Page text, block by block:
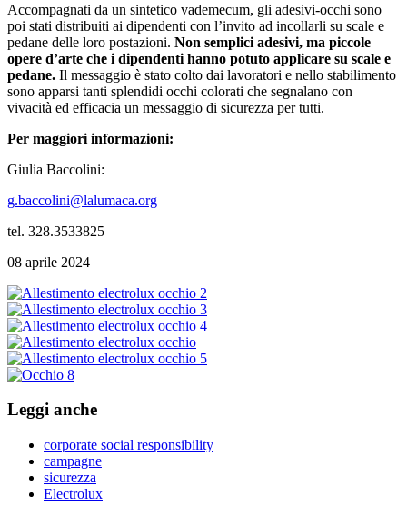
Accompagnati da un sintetico vademecum, gli adesivi-occhi sono
poi stati distribuiti ai dipendenti con l’invito ad incollarli su scale e
pedane delle loro postazioni. Non semplici adesivi, ma piccole
opere d’arte che i dipendenti hanno potuto applicare su scale e
pedane. Il messaggio è stato colto dai lavoratori e nello stabilimento
sono apparsi tanti splendidi occhi colorati che segnalano con
vivacità ed efficacia un messaggio di sicurezza per tutti.
Per maggiori informazioni:
Giulia Baccolini:
g.baccolini@lalumaca.org
tel. 328.3533825
08 aprile 2024
Leggi anche
corporate social responsibility
campagne
sicurezza
Electrolux